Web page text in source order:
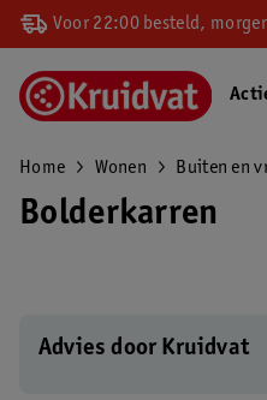
Voor 22:00 besteld,
Home Wonen Buiten en
Bolderkarren
Advies door Kruidvat